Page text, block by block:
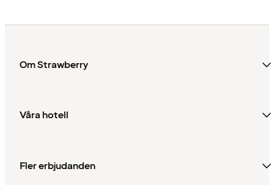
Om Strawberry
Våra hotell
Fler erbjudanden